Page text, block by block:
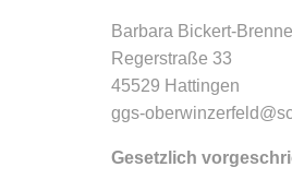
Barbara Bickert-
Regerstraße 33
45529 Hattingen
ggs-
Gesetzlich